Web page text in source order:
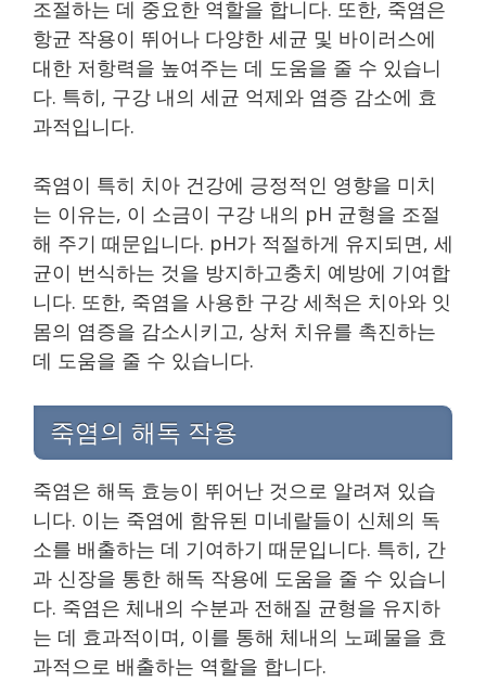
조절하는 데 중요한 역할을 합니다. 또한, 죽염은
항균 작용이 뛰어나 다양한 세균 및 바이러스에
대한 저항력을 높여주는 데 도움을 줄 수 있습니
다. 특히, 구강 내의 세균 억제와 염증 감소에 효
과적입니다.
죽염이 특히 치아 건강에 긍정적인 영향을 미치
는 이유는, 이 소금이 구강 내의 pH 균형을 조절
해 주기 때문입니다. pH가 적절하게 유지되면, 세
균이 번식하는 것을 방지하고충치 예방에 기여합
니다. 또한, 죽염을 사용한 구강 세척은 치아와 잇
몸의 염증을 감소시키고, 상처 치유를 촉진하는
데 도움을 줄 수 있습니다.
죽염의 해독 작용
죽염은 해독 효능이 뛰어난 것으로 알려져 있습
니다. 이는 죽염에 함유된 미네랄들이 신체의 독
소를 배출하는 데 기여하기 때문입니다. 특히, 간
과 신장을 통한 해독 작용에 도움을 줄 수 있습니
다. 죽염은 체내의 수분과 전해질 균형을 유지하
는 데 효과적이며, 이를 통해 체내의 노폐물을 효
과적으로 배출하는 역할을 합니다.